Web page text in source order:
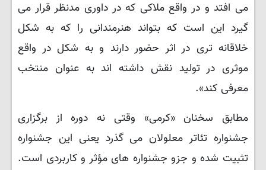
می افتد و در واقع ملاکی که در داوری مدنظر قرار می
گیرد این است که بتواند هنرمندانی را که به شکل
خلاقانه تری در اثر حضور دارند و به شکل در واقع
موثری در تولید نقش داشته اند به عنوان منتخب
معرفی کند».
مطابق سخنان «کرمی» وقتی نه دوره از برگزاری
جشنواره تئاتر معلولان می گذرد یعنی این جشنواره
تثبیت شده و جزو جشنواره های مؤثر و کاربردی است.